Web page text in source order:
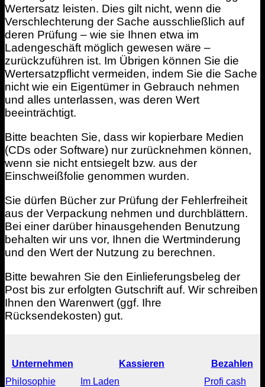
Wertersatz leisten. Dies gilt nicht, wenn die
Verschlechterung der Sache ausschließlich auf
deren Prüfung – wie sie Ihnen etwa im
Ladengeschäft möglich gewesen wäre –
zurückzuführen ist. Im Übrigen können Sie die
Wertersatzpflicht vermeiden, indem Sie die Sache
nicht wie ein Eigentümer in Gebrauch nehmen
und alles unterlassen, was deren Wert
beeinträchtigt.
Bitte beachten Sie, dass wir kopierbare Medien
(CDs oder Software) nur zurücknehmen können,
wenn sie nicht entsiegelt bzw. aus der
Einschweißfolie genommen wurden.
Sie dürfen Bücher zur Prüfung der Fehlerfreiheit
aus der Verpackung nehmen und durchblättern.
Bei einer darüber hinausgehenden Benutzung
behalten wir uns vor, Ihnen die Wertminderung
und den Wert der Nutzung zu berechnen.
Bitte bewahren Sie den Einlieferungsbeleg der
Post bis zur erfolgten Gutschrift auf. Wir schreiben
Ihnen den Warenwert (ggf. Ihre
Rücksendekosten) gut.
Unternehmen Kassieren
Bezahlen
Philosophie
Im Laden
Profi cash